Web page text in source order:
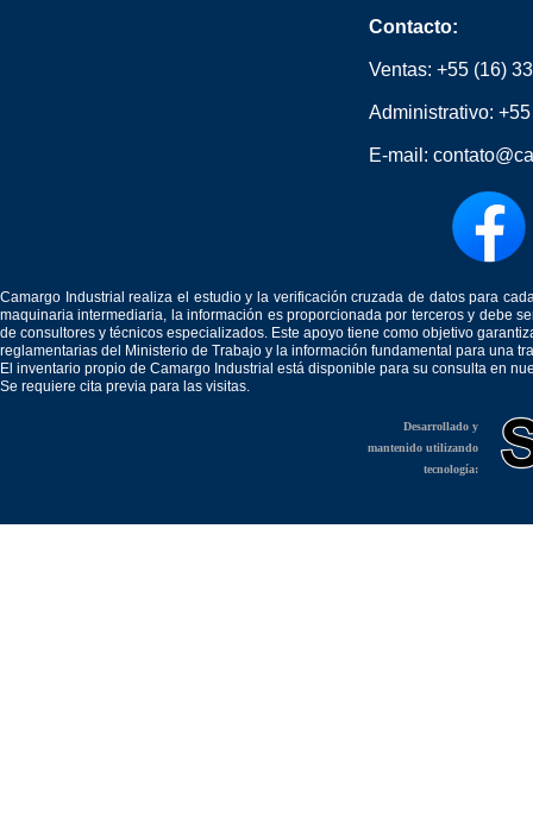
Contacto:
Ventas: +55 (16)
Administrativo:
E-mail:
Camargo Industrial realiza el estudio y la verificación cruzada de datos para
maquinaria intermediaria, la información es proporcionada por terceros y debe
de consultores y técnicos especializados. Este apoyo tiene como objetivo
reglamentarias del Ministerio de Trabajo y la información fundamental para una
El inventario propio de Camargo Industrial está disponible para su consulta en
Se requiere cita previa para las visitas.
Desarrollado y
mantenido utilizando
tecnología: